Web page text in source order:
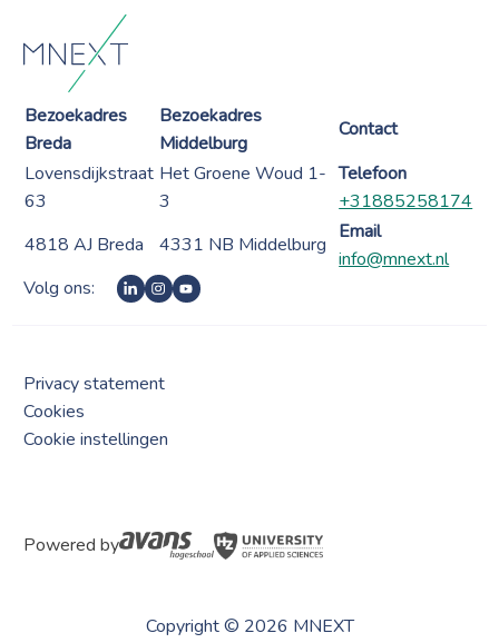
Bezoekadres
Breda
Bezoekadres
Middelburg
Contact
Lovensdijkstraat
63
Het Groene Woud 1-
3
Telefoon
+31885258174
4818 AJ Breda
4331 NB Middelburg
Email
info@mnext.nl
Volg ons:
Copyright © 2026 MNEXT
Powered by
Privacy statement
Cookies
Cookie instellingen